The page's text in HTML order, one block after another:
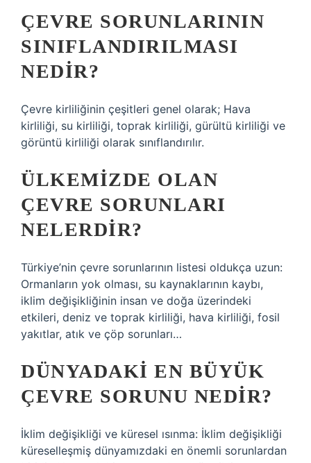
ÇEVRE SORUNLARININ
SINIFLANDIRILMASI
NEDIR?
Çevre kirliliğinin çeşitleri genel olarak; Hava
kirliliği, su kirliliği, toprak kirliliği, gürültü kirliliği ve
görüntü kirliliği olarak sınıflandırılır.
ÜLKEMIZDE OLAN
ÇEVRE SORUNLARI
NELERDIR?
Türkiye’nin çevre sorunlarının listesi oldukça uzun:
Ormanların yok olması, su kaynaklarının kaybı,
iklim değişikliğinin insan ve doğa üzerindeki
etkileri, deniz ve toprak kirliliği, hava kirliliği, fosil
yakıtlar, atık ve çöp sorunları…
DÜNYADAKI EN BÜYÜK
ÇEVRE SORUNU NEDIR?
İklim değişikliği ve küresel ısınma: İklim değişikliği
küreselleşmiş dünyamızdaki en önemli sorunlardan